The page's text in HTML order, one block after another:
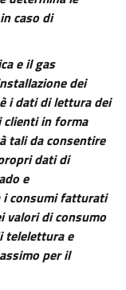
caso di
e il gas
dei
i dati di lettura dei
in forma
tali da consentire
dati di
e
i consumi fatturati
di consumo
telelettura e
per il